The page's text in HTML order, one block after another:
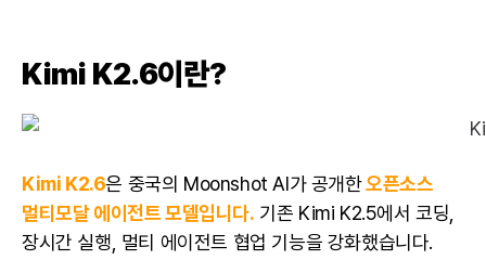
Kimi K2.6이란?
Kimi K2.6은 중국의 Moonshot AI가 공개한오픈소스
멀티모달 에이전트 모델입니다. 기존 Kimi K2.5에서 코딩,
장시간 실행, 멀티 에이전트 협업 기능을 강화했습니다.